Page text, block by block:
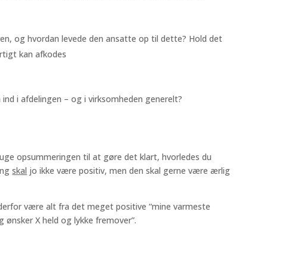
og hvordan levede den ansatte op til dette? Hold det
kan afkodes
i afdelingen – og i virksomheden generelt?
opsummeringen til at gøre det klart, hvorledes du
skal jo ikke være positiv, men den skal gerne være ærlig
være alt fra det meget positive “mine varmeste
X held og lykke fremover”.